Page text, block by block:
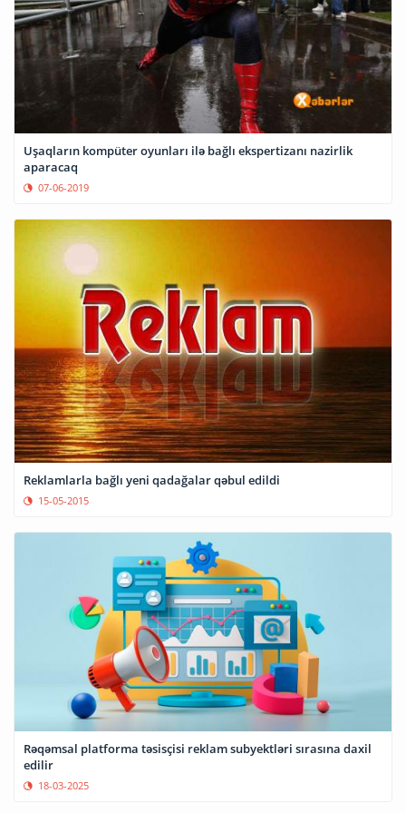
Uşaqların kompüter oyunları ilə bağlı ekspertizanı nazirlik
aparacaq
07-06-2019
Reklamlarla bağlı yeni qadağalar qəbul edildi
15-05-2015
Rəqəmsal platforma təsisçisi reklam subyektləri sırasına daxil
edilir
18-03-2025